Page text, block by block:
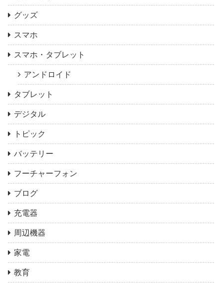
グッズ
スマホ
スマホ・タブレット
アンドロイド
タブレット
デジタル
トピック
バッテリー
フーチャーフォン
ブログ
充電器
周辺機器
家電
教育